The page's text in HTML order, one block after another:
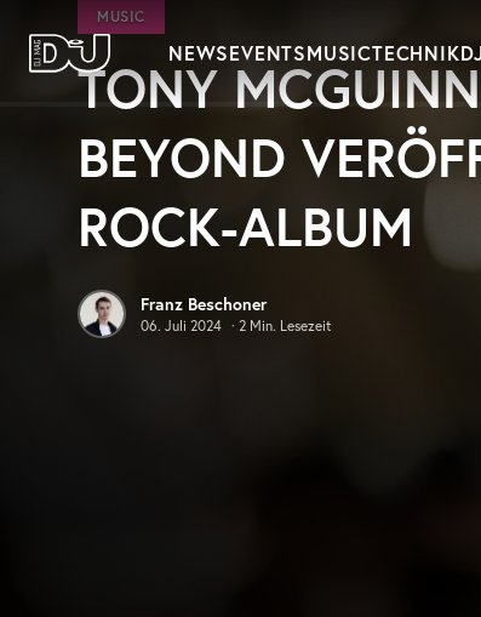
Zum Hauptinhalt springen
DJ Mag Germany
NEWSEVENTSMUSICTECHNIK
MUSIC
TONY
BEYOND
ROCK-ALBUM
Franz Beschoner
06. Juli 2024 · 2 Min. Lesezeit